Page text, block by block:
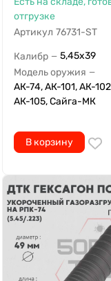
отгрузке
Артикул 76731-ST
Калибр — 5,45х39
Модель оружия —
АК-74, АК-101, АК-
АК-105, Сайга-МК
В корзину